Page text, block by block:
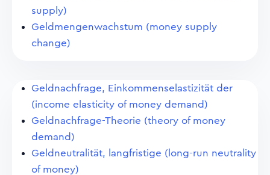
supply)
Geldmengenwachstum (money supply
change)
Geldnachfrage, Einkommenselastizität der
(income elasticity of money demand)
Geldnachfrage-Theorie (theory of money
demand)
Geldneutralität, langfristige (long-run neutrality
of money)